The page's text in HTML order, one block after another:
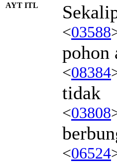
AYT ITL
<03588
pohon
<08384
tidak
<03808
<06524